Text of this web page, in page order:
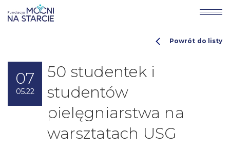
07
05.22
50 studentek i
studentów
pielęgniarstwa na
warsztatach USG
Powrót do listy